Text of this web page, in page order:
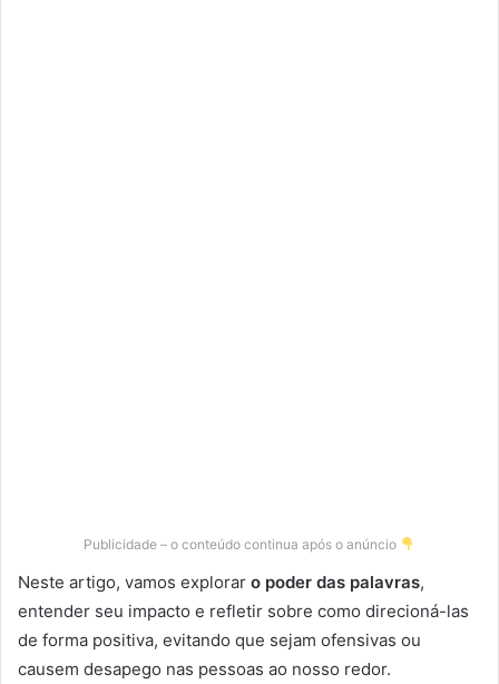
Publicidade – o conteúdo continua após o anúncio
Neste artigo, vamos explorar o poder das palavras,
entender seu impacto e refletir sobre como direcioná-las
de forma positiva, evitando que sejam ofensivas ou
causem desapego nas pessoas ao nosso redor.